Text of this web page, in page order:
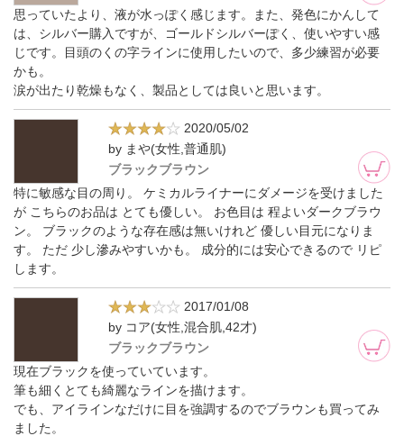
思っていたより、液が水っぽく感じます。また、発色にかんして
は、シルバー購入ですが、ゴールドシルバーぽく、使いやすい感
じです。目頭のくの字ラインに使用したいので、多少練習が必要
かも。
涙が出たり乾燥もなく、製品としては良いと思います。
2020/05/02
by まや(女性,普通肌)
ブラックブラウン
特に敏感な目の周り。 ケミカルライナーにダメージを受けました
が こちらのお品は とても優しい。 お色目は 程よいダークブラウ
ン。 ブラックのような存在感は無いけれど 優しい目元になりま
す。 ただ 少し滲みやすいかも。 成分的には安心できるので リピ
します。
2017/01/08
by コア(女性,混合肌,42才)
ブラックブラウン
現在ブラックを使っていています。
筆も細くとても綺麗なラインを描けます。
でも、アイラインなだけに目を強調するのでブラウンも買ってみ
ました。